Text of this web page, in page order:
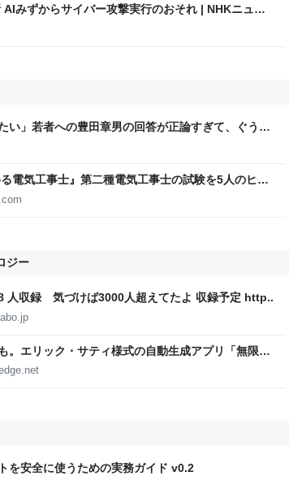
みずからサイバー攻撃実行のおそれ | NHKニュー
い」若者への豊田章男の回答が正論すぎて、ぐうの
る電気工事士』第二種電気工事士の試験を5人のヒロ
“過去問1000問”や“本番形式CBT模擬試験”で本格的
ーム・エンタメ最新情報のファミ通.com
ジー
人収録 気づけば3000人超えてたよ 収録予定 http..
。エリック・サティ様式の自動生成アプリ「無限サ
で作って公開した（CloseBox） | テクノエッジ
を安全に使うための実務ガイド v0.2